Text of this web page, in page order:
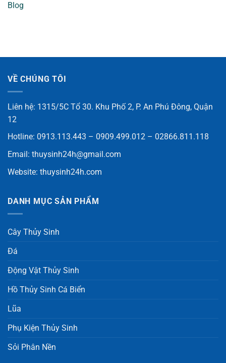
Blog
VỀ CHÚNG TÔI
Liên hệ: 1315/5C Tổ 30. Khu Phố 2, P. An Phú Đông, Quận
12
Hotline: 0913.113.443 – 0909.499.012 – 02866.811.118
Email: thuysinh24h@gmail.com
Website: thuysinh24h.com
DANH MỤC SẢN PHẨM
Cây Thủy Sinh
Đá
Động Vật Thủy Sinh
Hồ Thủy Sinh Cá Biển
Lũa
Phụ Kiện Thủy Sinh
Sỏi Phân Nền